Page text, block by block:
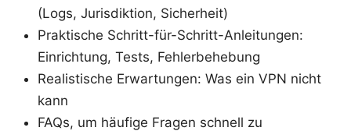
(Logs, Jurisdiktion, Sicherheit)
Praktische Schritt-für-Schritt-Anleitungen:
Einrichtung, Tests, Fehlerbehebung
Realistische Erwartungen: Was ein VPN nicht
kann
FAQs, um häufige Fragen schnell zu